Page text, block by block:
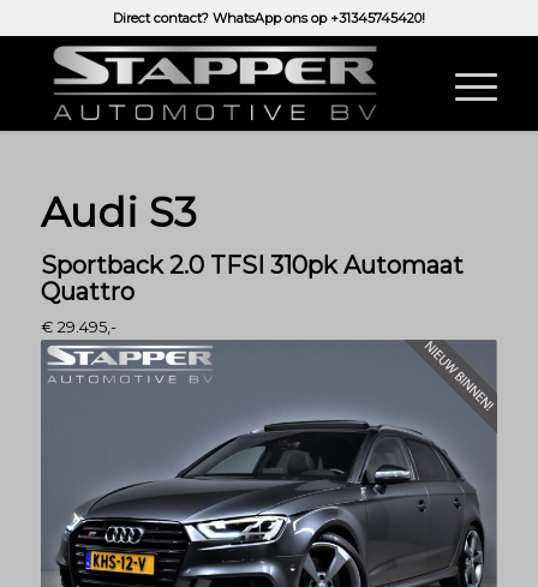
Direct contact? WhatsApp ons op +31345745420!
Audi S3
Sportback 2.0 TFSI 310pk Automaat
Quattro
€ 29.495,-